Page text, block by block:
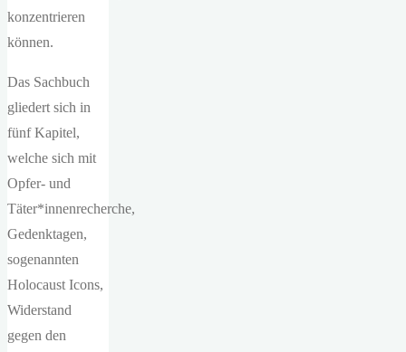
konzentrieren
können.
Das Sachbuch
gliedert sich in
fünf Kapitel,
welche sich mit
Opfer- und
Täter*innenrecherche,
Gedenktagen,
sogenannten
Holocaust Icons,
Widerstand
gegen den